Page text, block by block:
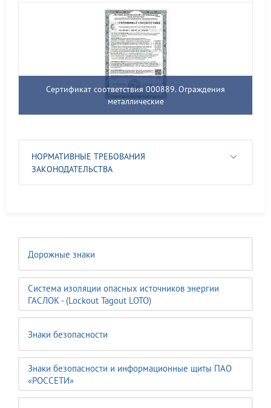
Дорожные знаки
Система изоляции опасных источников энергии
ГАСЛОК - (Lockout Tagout LOTO)
Знаки безопасности
Знаки безопасности и информационные щиты ПАО
«РОССЕТИ»
Сертификат соответствия 000889. Ограждения
металлические
НОРМАТИВНЫЕ ТРЕБОВАНИЯ
ЗАКОНОДАТЕЛЬСТВА